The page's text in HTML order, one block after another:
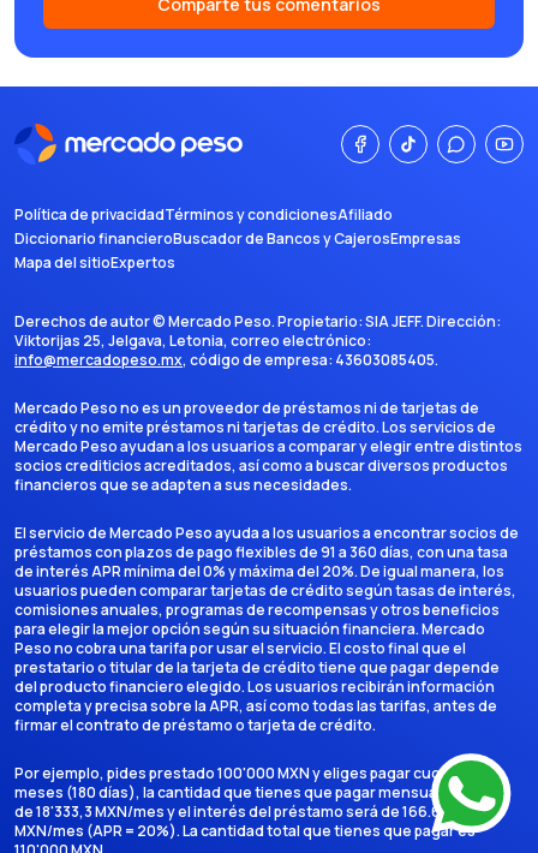
Política de privacidadTérminos y condicionesAfiliado
Diccionario financieroBuscador de Bancos y CajerosEmpresas
Mapa del sitioExpertos
Derechos de autor ©Mercado Peso. Propietario:SIA JEFF. Dirección:
Viktorijas 25, Jelgava, Letonia, correo electrónico:
info@mercadopeso.mx, código de empresa: 43603085405.
Mercado Peso no es un proveedor de préstamos ni de tarjetas de
crédito y no emite préstamos ni tarjetas de crédito. Los servicios de
Mercado Peso ayudan a los usuarios a comparar y elegir entre distintos
socios crediticios acreditados, así como a buscar diversos productos
financieros que se adapten a sus necesidades.
El servicio de Mercado Peso ayuda a los usuarios a encontrar socios de
préstamos con plazos de pago flexibles de 91 a 360 días, con una tasa
de interés APR mínima del 0% y máxima del 20%. De igual manera, los
usuarios pueden comparar tarjetas de crédito según tasas de interés,
comisiones anuales, programas de recompensas y otros beneficios
para elegir la mejor opción según su situación financiera. Mercado
Peso no cobra una tarifa por usar el servicio. El costo final que el
prestatario o titular de la tarjeta de crédito tiene que pagar depende
del producto financiero elegido. Los usuarios recibirán información
completa y precisa sobre la APR, así como todas las tarifas, antes de
firmar el contrato de préstamo o tarjeta de crédito.
Por ejemplo, pides prestado 100'000 MXN y eliges pagar cuotas en 6
meses (180 días), la cantidad que tienes que pagar mensualmente es
de 18'333,3 MXN/mes y el interés del préstamo será de 166.666,7
MXN/mes (APR = 20%). La cantidad total que tienes que pagar es